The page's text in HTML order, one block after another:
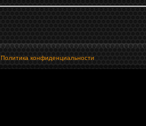
Политика конфиденциальности